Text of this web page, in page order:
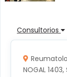
Consultorios
NOGAL 1403,